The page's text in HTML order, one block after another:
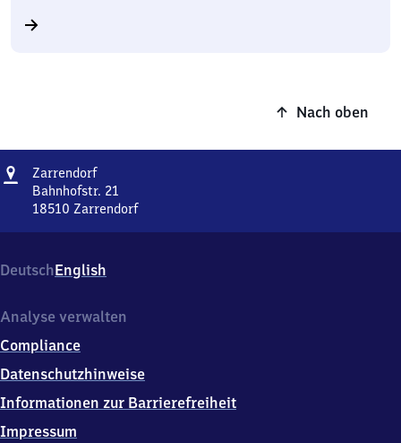
Nach oben
Adresse
ZarrendorfZarrendorf
Bahnhofstr. 21
18510 Zarrendorf
21,
1
5
0
Zarrendorf
DeutschEnglish
Analyse verwalten
Compliance
Datenschutzhinweise
Informationen zur Barrierefreiheit
Impressum